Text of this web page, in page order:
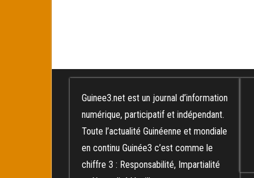
Guinee3.net est un journal d’information
numérique, participatif et indépendant.
Toute l’actualité Guinéenne et mondiale
en continu Guinée3 c’est comme le
chiffre 3 : Responsabilité, Impartialité